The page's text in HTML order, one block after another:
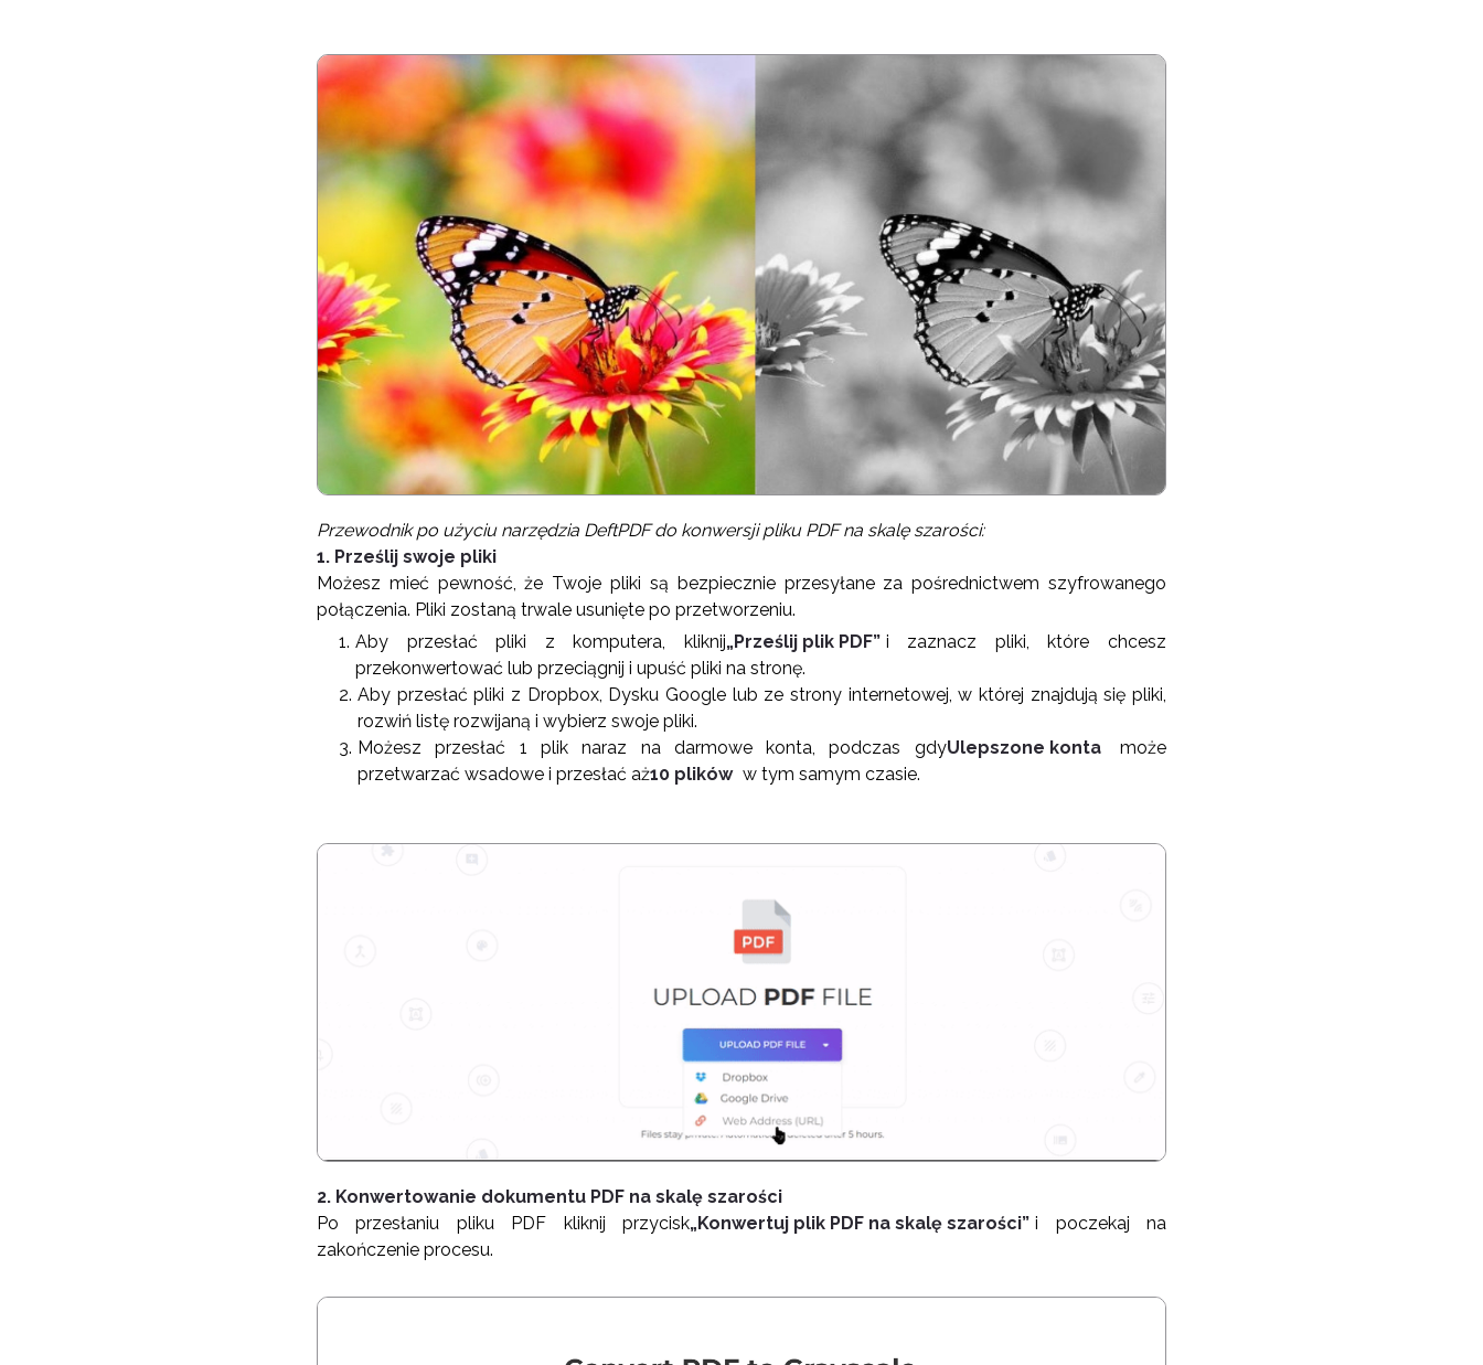
Przewodnik po użyciu narzędzia DeftPDF do konwersji pliku PDF na skalę szarości:
1. Prześlij swoje pliki
Możesz mieć pewność, że Twoje pliki są bezpiecznie przesyłane za pośrednictwem szyfrowanego
połączenia. Pliki zostaną trwale usunięte po przetworzeniu.
Aby przesłać pliki z komputera, kliknij„Prześlij plik PDF” i zaznacz pliki, które chcesz
przekonwertować lub przeciągnij i upuść pliki na stronę.
Aby przesłać pliki z Dropbox, Dysku Google lub ze strony internetowej, w której znajdują się pliki,
rozwiń listę rozwijaną i wybierz swoje pliki.
Możesz przesłać 1 plik naraz na darmowe konta, podczas gdyUlepszone konta
może
przetwarzać wsadowe i przesłać aż10 plików w tym samym czasie.
2. Konwertowanie dokumentu PDF na skalę szarości
Po przesłaniu pliku PDF kliknij przycisk„Konwertuj plik PDF na skalę szarości” i poczekaj na
zakończenie procesu.